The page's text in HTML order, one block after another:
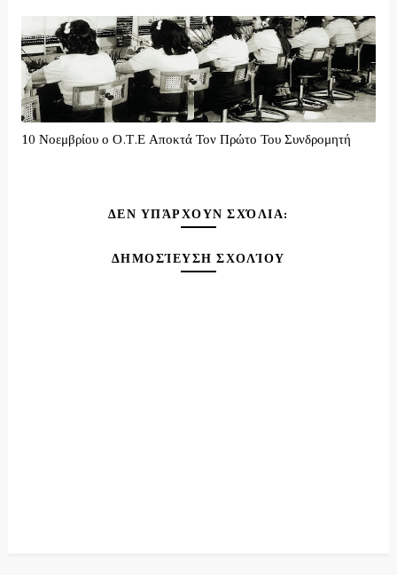
10 Νοεμβρίου ο Ο.Τ.Ε Αποκτά Τον Πρώτο Του Συνδρομητή
ΔΕΝ ΥΠΆΡΧΟΥΝ ΣΧΌΛΙΑ:
ΔΗΜΟΣΊΕΥΣΗ ΣΧΟΛΊΟΥ